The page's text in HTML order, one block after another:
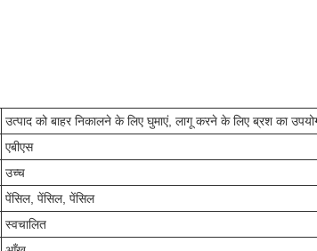
उत्पाद को बाहर निकालने के लिए घुमाएं, लागू करने के लिए ब्रश का
एबीएस
उच्च
पेंसिल, पेंसिल, पेंसिल
स्वचालित